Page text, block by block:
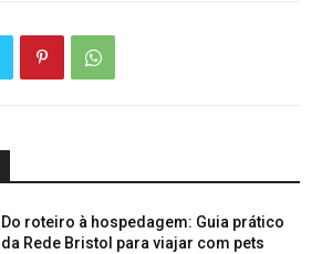
Do roteiro à hospedagem: Guia prático
da Rede Bristol para viajar com pets